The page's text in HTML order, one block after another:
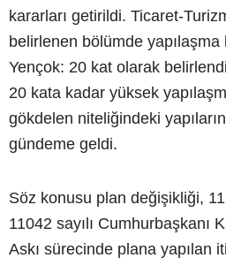
kararları getirildi. Ticaret-
belirlenen bölümde
Yençok: 20 kat olarak
20 kata kadar yüksek
gökdelen niteliğindeki
gündeme geldi.
Söz konusu plan değişikliği,
11042 sayılı Cumhurbaşkanı
Askı sürecinde plana yapılan